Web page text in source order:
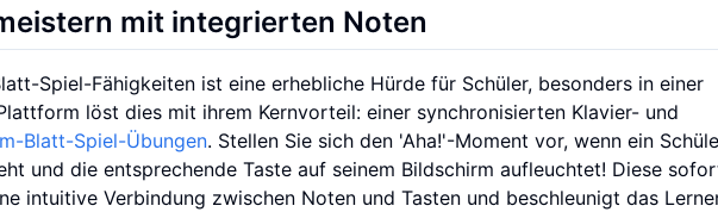
mit integrierten Noten
Spiel-Fähigkeiten ist eine erhebliche Hürde für Schüler, besonders in einer
löst dies mit ihrem Kernvorteil: einer synchronisierten Klavier- und
Blatt-Spiel-Übungen. Stellen Sie sich den 'Aha!'-Moment vor, wenn ein
und die entsprechende Taste auf seinem Bildschirm aufleuchtet! Diese
intuitive Verbindung zwischen Noten und Tasten und beschleunigt das